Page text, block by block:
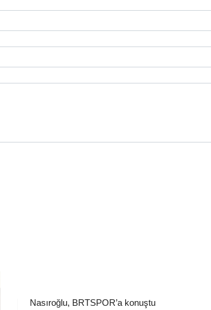
Nasıroğlu, BRTSPOR’a konuştu